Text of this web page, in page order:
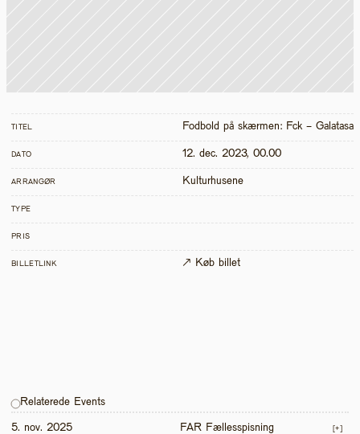
TITEL Fodbold på skærmen: Fck -
DATO 12. dec. 2023, 00.00
ARRANGØR Kulturhusene
TYPE
PRIS
BILLETLINK ↗ Køb billet
Relaterede Events
5. nov. 2025 FAR Fællesspisning [+]